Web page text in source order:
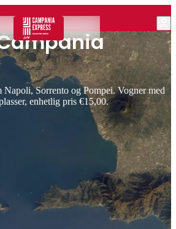
Napoli, Sorrento og Pompei. Vogner med
enhetlig pris €15,00.